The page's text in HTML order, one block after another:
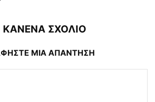
ΚΑΝΕΝΑ ΣΧΟΛΙΟ
ΜΙΑ ΑΠΑΝΤΗΣΗ